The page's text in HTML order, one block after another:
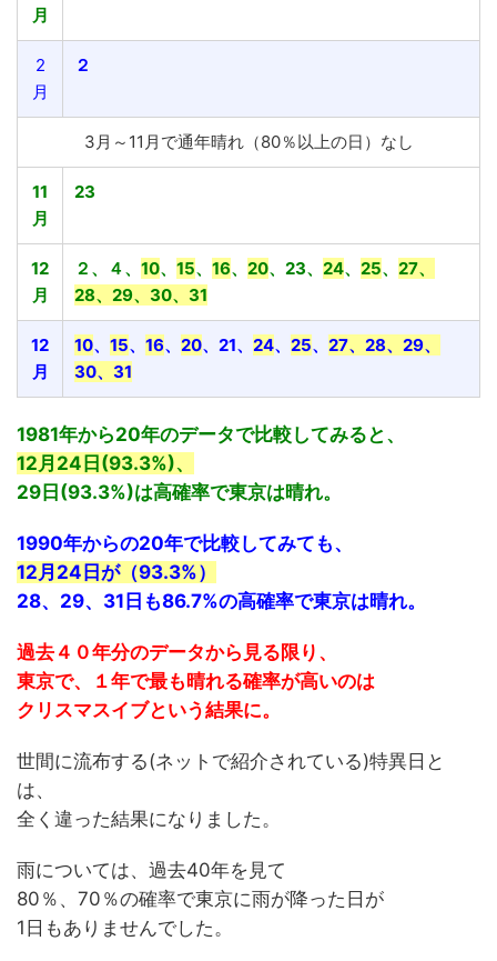
月
2
月
２
3月～11月で通年晴れ（80％以上の日）なし
11
月
23
12
月
２、４、 10、 15、 16、 20、23、 24、 25、 27、
28、29、30、31
12
月
10、 15、 16、 20、21、 24、 25、 27、28、29、
30、31
1981年から20年のデータで比較してみると、
12月24日(93.3%)、
29日(93.3%)は高確率で東京は晴れ。
1990年からの20年で比較してみても、
12月24日が（93.3%）
28、29、31日も86.7%の高確率で東京は晴れ。
過去４０年分のデータから見る限り、
東京で、１年で最も晴れる確率が高いのは
クリスマスイブという結果に。
世間に流布する(ネットで紹介されている)特異日と
は、
全く違った結果になりました。
雨については、過去40年を見て
80％、70％の確率で東京に雨が降った日が
1日もありませんでした。